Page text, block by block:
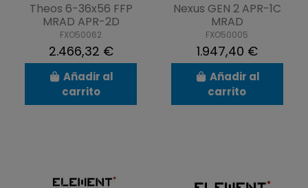
Theos 6-36x56 FFP
MRAD APR-2D
FXO50062
2.466,32 €
Añadir al
carrito
Nexus GEN 2 APR-1C
MRAD
FXO50005
1.947,40 €
Añadir al
carrito